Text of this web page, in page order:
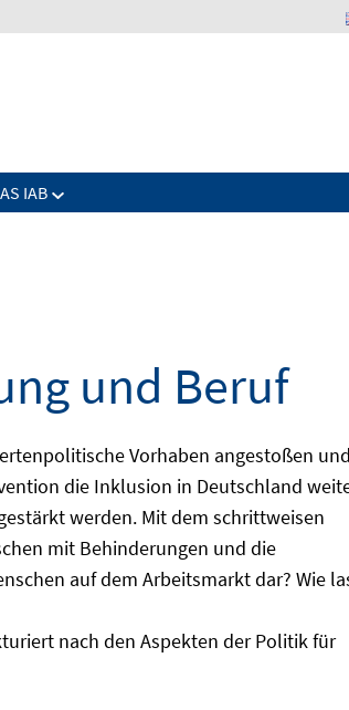
IAB
und Beruf
Vorhaben angestoßen
die Inklusion in Deutschland
werden. Mit dem schrittweisen
mit Behinderungen und die
auf dem Arbeitsmarkt dar? Wie
nach den Aspekten der Politik für